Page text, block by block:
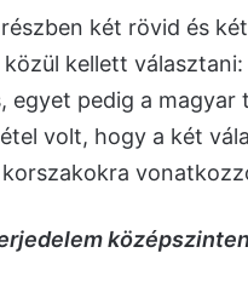
két rövid és
közül kellett
egyet pedig a magyar
volt, hogy a két